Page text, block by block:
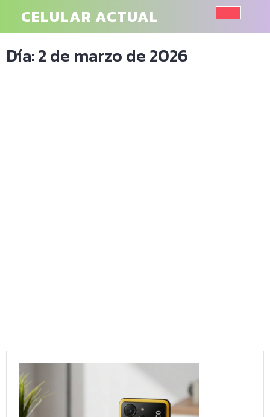
contenido
CELULAR ACTUAL
Día:2 de marzo de 2026